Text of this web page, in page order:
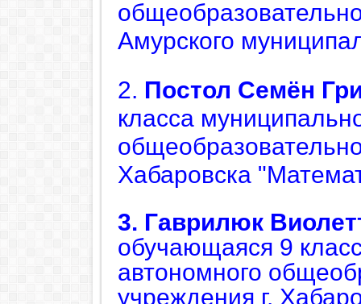
Амурского
2. Постол Семён
класса
Хабаровска
3. Гаврилюк
обучающаяся 9
автономного
учреждения г.